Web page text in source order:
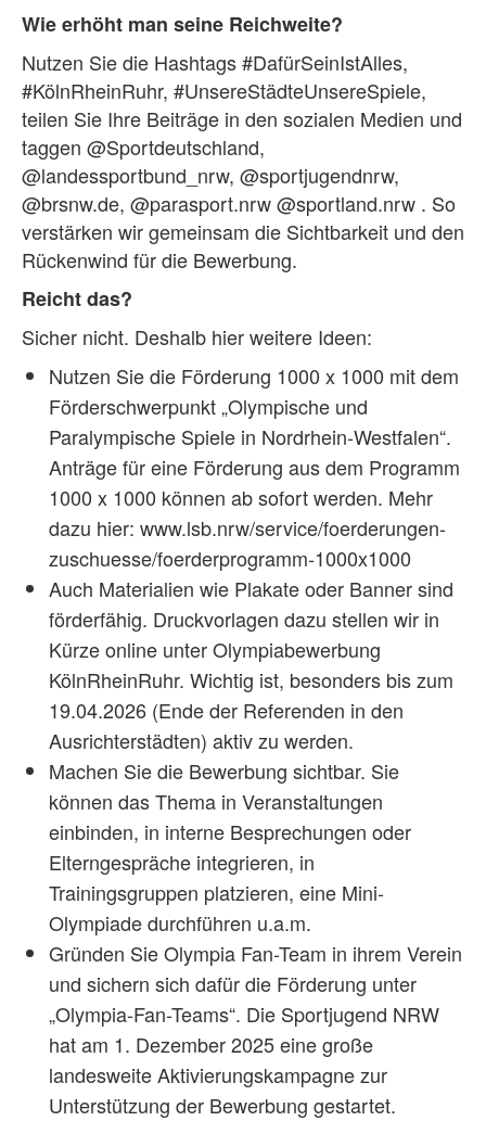
Wie erhöht man seine Reichweite?
Nutzen Sie die Hashtags #DafürSeinIstAlles,
#KölnRheinRuhr, #UnsereStädteUnsereSpiele,
teilen Sie Ihre Beiträge in den sozialen Medien und
taggen @Sportdeutschland,
@landessportbund_nrw, @sportjugendnrw,
@brsnw.de, @parasport.nrw @sportland.nrw . So
verstärken wir gemeinsam die Sichtbarkeit und den
Rückenwind für die Bewerbung.
Reicht das?
Sicher nicht. Deshalb hier weitere Ideen:
Nutzen Sie die Förderung 1000 x 1000 mit dem
Förderschwerpunkt „Olympische und
Paralympische Spiele in Nordrhein-Westfalen“.
Anträge für eine Förderung aus dem Programm
1000 x 1000 können ab sofort werden. Mehr
dazu hier: www.lsb.nrw/service/foerderungen-
zuschuesse/foerderprogramm-1000x1000
Auch Materialien wie Plakate oder Banner sind
förderfähig. Druckvorlagen dazu stellen wir in
Kürze online unter Olympiabewerbung
KölnRheinRuhr. Wichtig ist, besonders bis zum
19.04.2026 (Ende der Referenden in den
Ausrichterstädten) aktiv zu werden.
Machen Sie die Bewerbung sichtbar. Sie
können das Thema in Veranstaltungen
einbinden, in interne Besprechungen oder
Elterngespräche integrieren, in
Trainingsgruppen platzieren, eine Mini-
Olympiade durchführen u.a.m.
Gründen Sie Olympia Fan-Team in ihrem Verein
und sichern sich dafür die Förderung unter
„Olympia-Fan-Teams“. Die Sportjugend NRW
hat am 1. Dezember 2025 eine große
landesweite Aktivierungskampagne zur
Unterstützung der Bewerbung gestartet.